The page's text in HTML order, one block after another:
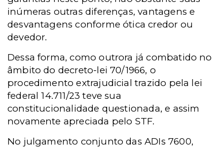
inúmeras outras diferenças, vantagens e
desvantagens conforme ótica credor ou
devedor.
Dessa forma, como outrora já combatido no
âmbito do decreto-lei 70/1966, o
procedimento extrajudicial trazido pela lei
federal 14.711/23 teve sua
constitucionalidade questionada, e assim
novamente apreciada pelo STF.
No julgamento conjunto das ADIs 7600,